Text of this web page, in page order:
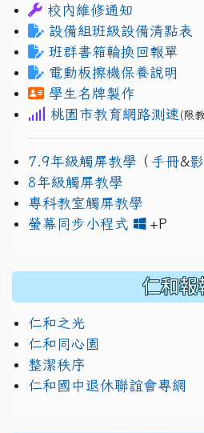
校內維修通知
設備組班級設備清點表
班群書箱輪換回報單
電動板擦機保養說明
學生名牌製作
桃園市教育網路測速 (限
7.9年級觸屏教學 （ 手冊&
8年級觸屏教學
專科教室觸屏教學
螢幕同步小程式
+P
仁和報
仁和之光
仁和同心園
整潔秩序
仁和國中退休聯誼會專網